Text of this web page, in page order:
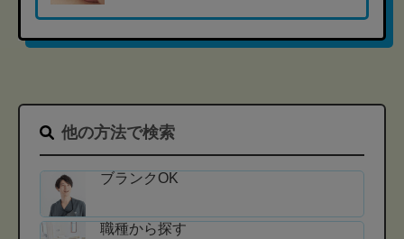
他の方法で検索
ブランクOK
職種から探す